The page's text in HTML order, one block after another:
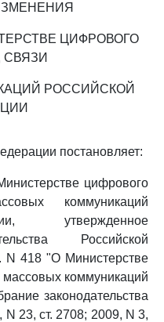
ЦИФРОВОГО
СВЯЗИ
РОССИЙСКОЙ
постановляет:
цифрового
коммуникаций
утвержденное
Российской
N 418 "О Министерстве
массовых коммуникаций
законодательства
23, ст. 2708; 2009, N 3,